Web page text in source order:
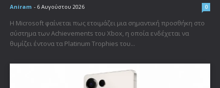
Aniram - 6 Αυγούστου 2026 0
Η Microsoft φαίνεται πως ετοιμάζει μια σημαντική προσθήκη στο
σύστημα των Achievements του Xbox, η οποία ενδέχεται να
θυμίζει έντονα τα Platinum Trophies του...